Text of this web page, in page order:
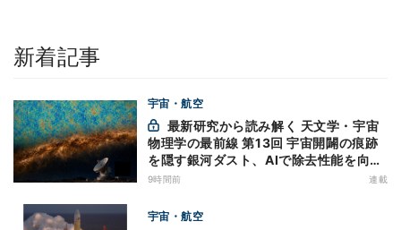
新着記事
宇宙・航空
物理学の最前線 第13回 宇宙開闢の痕跡
を隠す銀河ダスト、AIで除去性能を向上
- CMBのBモード探索に新手法
9時間前 連載
宇宙・航空